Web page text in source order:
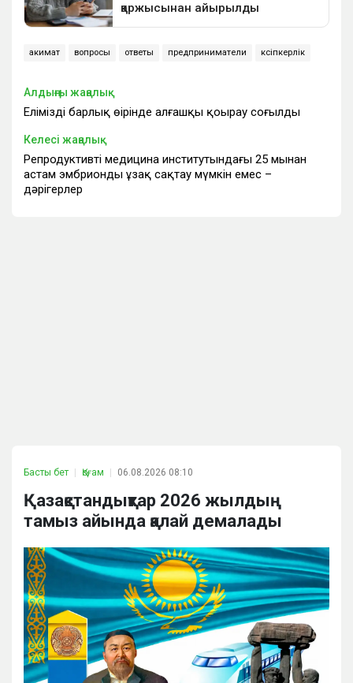
акимат вопросы ответы предприниматели кәсіпкерлік
Алдыңғы жаңалық
Еліміздің барлық өңірінде алғашқы қоңырау соғылды
Келесі жаңалық
Репродуктивті медицина институтындағы 25 мыңнан
астам эмбрионды ұзақ сақтау мүмкін емес –
дәрігерлер
Басты бет Қоғам 06.08.2026 08:10
Қазақстандықтар 2026 жылдың
тамыз айында қалай демалады